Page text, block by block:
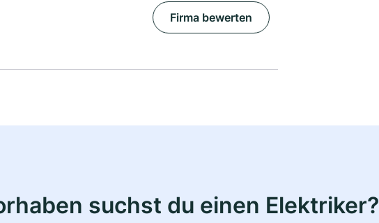
Firma bewerten
suchst du einen Elektriker?